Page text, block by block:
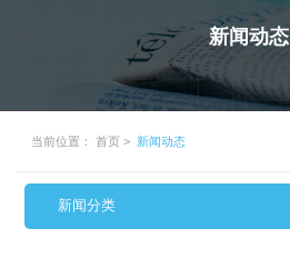
新闻动态
当前位置： 首页 > 新闻动态
新闻分类